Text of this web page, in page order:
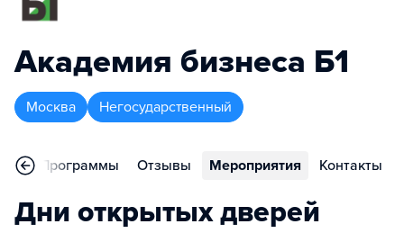
Академия бизнеса Б1
Москва Негосударственный
Программы Отзывы Мероприятия Контакты
Дни открытых дверей